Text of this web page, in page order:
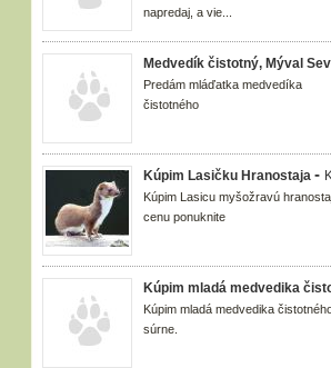
napredaj, a vie...
Medvedík čistotný, Mýval
Predám mláďatka medvedíka
čistotného
Kúpim Lasičku Hranostaja -
Kúpim Lasicu myšožravú
cenu ponuknite
Kúpim mladá medvedika
Kúpim mladá medvedika
súrne.